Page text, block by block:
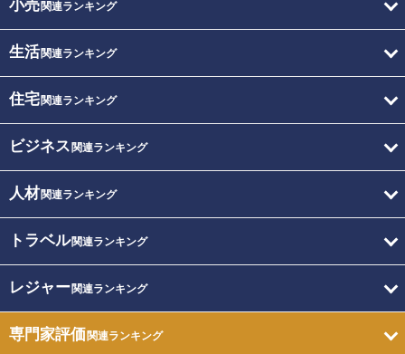
小売関連ランキング
生活関連ランキング
住宅関連ランキング
ビジネス 関連ランキング
人材関連ランキング
トラベル関連ランキング
レジャー関連ランキング
専門家評価関連ランキング